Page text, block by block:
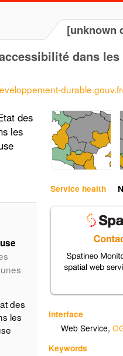
[unknown
dans
Service health
Interface
Web Service,
Keywords
des
les
des
les